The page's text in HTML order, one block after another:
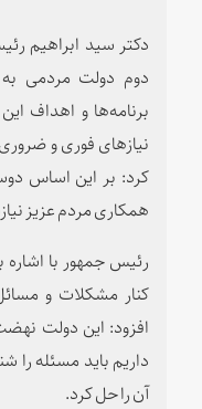
دکتر سید ابراهیم
دوم دولت مردمی
برنامه‌ها و اهداف
نیازهای فوری و
کرد: بر این اساس
همکاری مردم عزیز
رئیس جمهور با اشاره
کنار مشکلات و
افزود: این دولت
داریم باید مسئله را
آن را حل کرد.